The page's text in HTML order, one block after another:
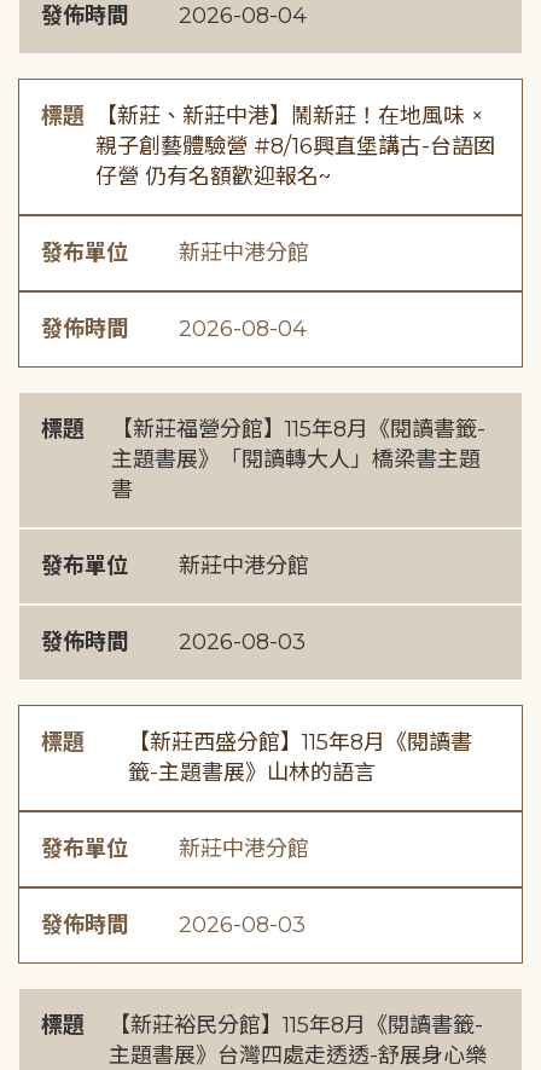
發佈時間 2026-08-04
標題
【新莊、新莊中港】鬧新莊！在地風味 ×
親子創藝體驗營 #8/16興直堡講古-台語囡
仔營 仍有名額歡迎報名~
發布單位 新莊中港分館
發佈時間 2026-08-04
標題
【新莊福營分館】115年8月《閱讀書籤-
主題書展》「閱讀轉大人」橋梁書主題
書
發布單位 新莊中港分館
發佈時間 2026-08-03
標題
【新莊西盛分館】115年8月《閱讀書
籤-主題書展》山林的語言
發布單位 新莊中港分館
發佈時間 2026-08-03
標題
【新莊裕民分館】115年8月《閱讀書籤-
主題書展》台灣四處走透透-舒展身心樂